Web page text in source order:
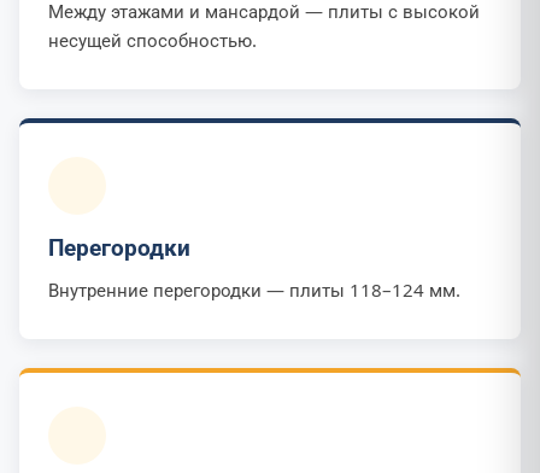
Между этажами и мансардой — плиты с высокой
несущей способностью.
Перегородки
Внутренние перегородки — плиты 118–124 мм.